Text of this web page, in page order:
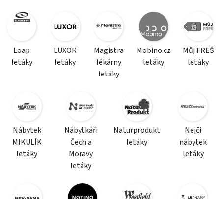
Loap
letáky
LUXOR
letáky
Magistra
lékárny
letáky
Mobino.cz
letáky
Můj FREŠ
letáky
Nábytek
MIKULÍK
letáky
Nábytkáři
Čech a
Moravy
letáky
Naturprodukt
letáky
Nejči
nábytek
letáky